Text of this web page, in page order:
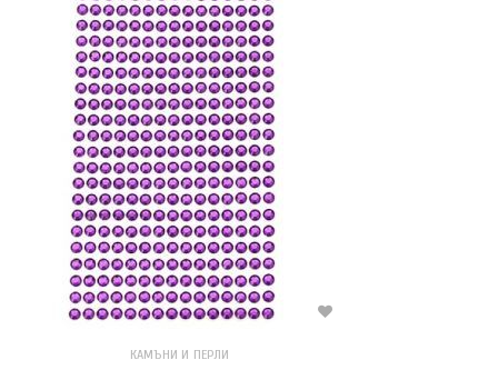
КАМЪНИ И ПЕРЛИ